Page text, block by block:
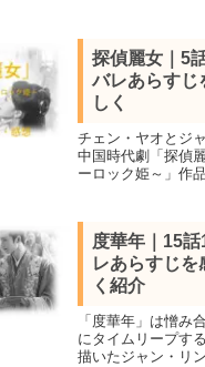
数1000万セットを
どで成功を収めた
探偵麗女｜5
バレあらすじ
しく
チェン・ヤオとジ
中国時代劇「探偵
ーロック姫～」作
音」ネタバレあら
度華年｜15
レあらすじを
く紹介
「度華年」は憎み
にタイムリープす
描いたジャン・リ